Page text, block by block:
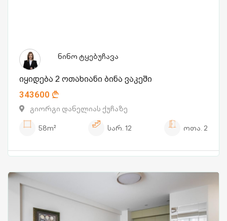
ნინო ტყებუჩავა
იყიდება 2 ოთახიანი ბინა ვაკეში
343600
გიორგი დანელიას ქუჩაზე
58m²
სარ. 12 ოთა. 2